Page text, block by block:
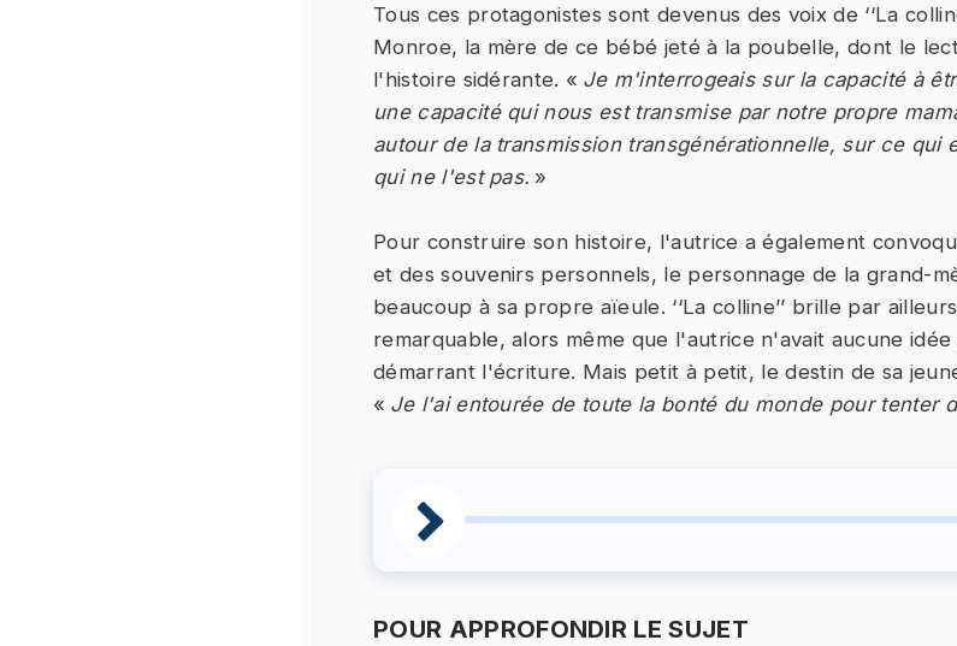
Tous ces protagonistes sont devenus des voix de ‘‘La
Monroe, la mère de ce bébé jeté à la poubelle, dont le
l'histoire sidérante. « Je m'interrogeais sur la capacité à
une capacité qui nous est transmise par notre propre
autour de la transmission transgénérationnelle, sur ce qui
qui ne l'est pas. »
Pour construire son histoire, l'autrice a également
et des souvenirs personnels, le personnage de la grand-
beaucoup à sa propre aïeule. ‘‘La colline’’ brille par
remarquable, alors même que l'autrice n'avait aucune
démarrant l'écriture. Mais petit à petit, le destin de sa
« Je l'ai entourée de toute la bonté du monde pour tenter
POUR APPROFONDIR LE SUJET